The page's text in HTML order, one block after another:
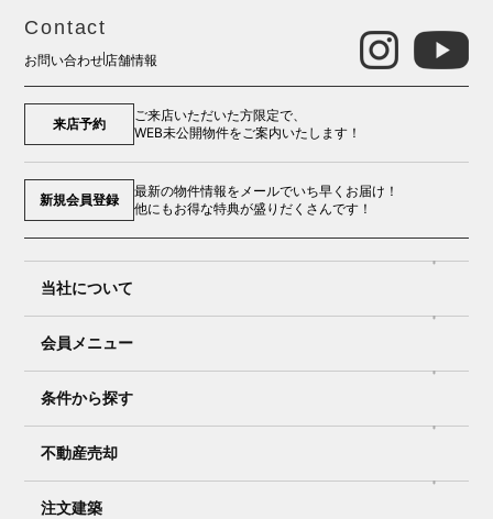
Contact
お問い合わせ店舗情報
来店予約
ご来店いただいた方限定で、
WEB未公開物件をご案内いたします！
新規会員登録
最新の物件情報をメールでいち早くお届け！
他にもお得な特典が盛りだくさんです！
当社について
会員メニュー
条件から探す
不動産売却
注文建築